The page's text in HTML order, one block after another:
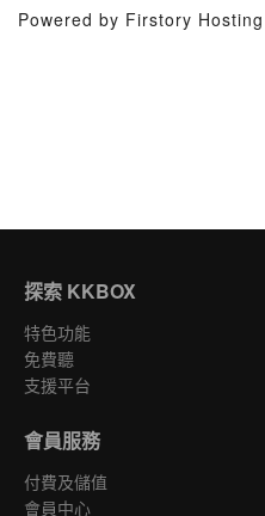
Powered by Firstory Hosting
探索 KKBOX
特色功能
免費聽
支援平台
會員服務
付費及儲值
會員中心